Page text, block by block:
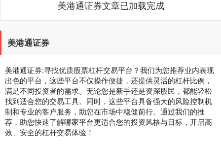
美港通证券文章已加载完成
美港通证券
美港通证券:寻找优质股票杠杆交易平台？我们为您推荐业内表现
出色的平台，这些平台不仅操作便捷，还提供灵活的杠杆比例，
满足不同投资者的需求。无论您是新手还是资深股民，都能轻松
找到适合您的交易工具。同时，这些平台具备强大的风险控制机
制和专业的客户服务，助您在市场中稳健前行。通过我们的推
荐，助您快速了解哪家平台更适合您的投资风格与目标，开启高
效、安全的杠杆交易体验！